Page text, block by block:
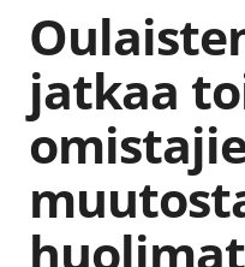
jatkaa